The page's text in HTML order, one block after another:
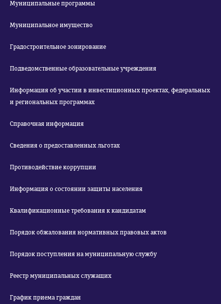
Муниципальные программы
Муниципальное имущество
Градостроительное зонирование
Подведомственные образовательные учреждения
Информация об участии в инвестиционных проектах, федеральных
и региональных программах
Справочная информация
Сведения о предоставленных льготах
Противодействие коррупции
Информация о состоянии защиты населения
Квалификационные требования к кандидатам
Порядок обжалования нормативных правовых актов
Порядок поступления на муниципальную службу
Реестр муниципальных служащих
График приема граждан